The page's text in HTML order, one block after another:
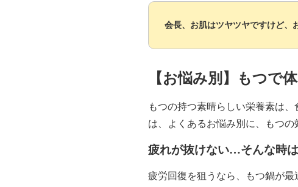
会長、お肌はツヤツヤですけど、
【お悩み別】もつで
もつの持つ素晴らしい栄養素は
は、よくあるお悩み別に、もつの
疲れが抜けない…そんな時
疲労回復を狙うなら、もつ鍋が